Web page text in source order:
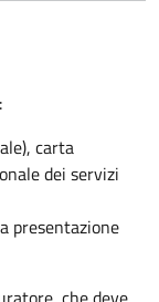
carta
dei servizi
presentazione